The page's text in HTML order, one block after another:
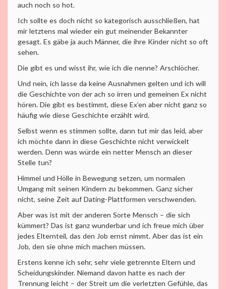
auch noch so hot.
Ich sollte es doch nicht so kategorisch ausschließen, hat
mir letztens mal wieder ein gut meinender Bekannter
gesagt. Es gäbe ja auch Männer, die ihre Kinder nicht so oft
sehen.
Die gibt es und wisst ihr, wie ich die nenne? Arschlöcher.
Und nein, ich lasse da keine Ausnahmen gelten und ich will
die Geschichte von der ach so irren und gemeinen Ex nicht
hören. Die gibt es bestimmt, diese Ex’en aber nicht ganz so
häufig wie diese Geschichte erzählt wird.
Selbst wenn es stimmen sollte, dann tut mir das leid, aber
ich möchte dann in diese Geschichte nicht verwickelt
werden. Denn was würde ein netter Mensch an dieser
Stelle tun?
Himmel und Hölle in Bewegung setzen, um normalen
Umgang mit seinen Kindern zu bekommen. Ganz sicher
nicht, seine Zeit auf Dating-Plattformen verschwenden.
Aber was ist mit der anderen Sorte Mensch – die sich
kümmert? Das ist ganz wunderbar und ich freue mich über
jedes Elternteil, das den Job ernst nimmt. Aber das ist ein
Job, den sie ohne mich machen müssen.
Erstens kenne ich sehr, sehr viele getrennte Eltern und
Scheidungskinder. Niemand davon hatte es nach der
Trennung leicht – der Streit um die verletzten Gefühle, das